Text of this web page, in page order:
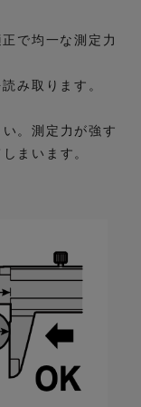
で均一な測定力
み取ります。
。測定力が強す
まいます。